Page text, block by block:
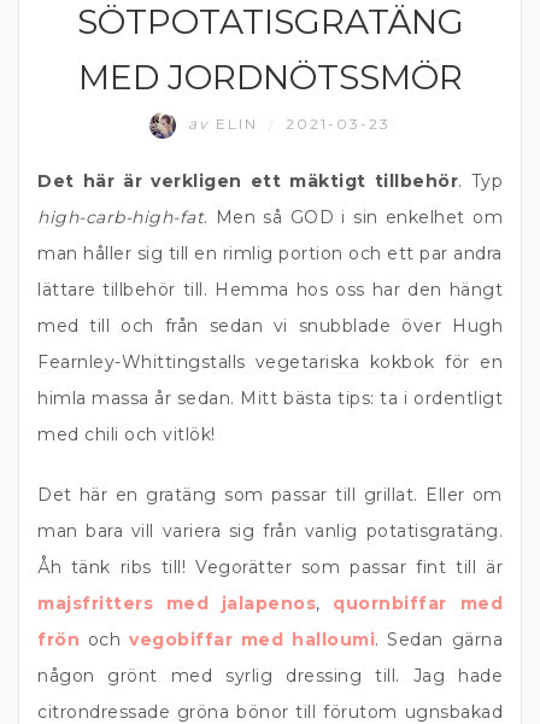
GRÖNA TILLBEHÖR
SÖTPOTATISGRATÄNG
MED JORDNÖTSSMÖR
av ELIN 2021-03-23
Det här är verkligen ett mäktigt tillbehör. Typ
high-carb-high-fat. Men så GOD i sin enkelhet om
man håller sig till en rimlig portion och ett par andra
lättare tillbehör till. Hemma hos oss har den hängt
med till och från sedan vi snubblade över Hugh
Fearnley-Whittingstalls vegetariska kokbok för en
himla massa år sedan. Mitt bästa tips: ta i ordentligt
med chili och vitlök!
Det här en gratäng som passar till grillat. Eller om
man bara vill variera sig från vanlig potatisgratäng.
Åh tänk ribs till! Vegorätter som passar fint till är
majsfritters med jalapenos, quornbiffar med
frön och vegobiffar med halloumi. Sedan gärna
någon grönt med syrlig dressing till. Jag hade
citrondressade gröna bönor till förutom ugnsbakad